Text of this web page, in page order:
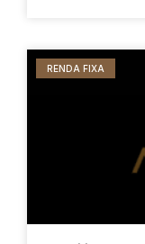
RENDA FIXA